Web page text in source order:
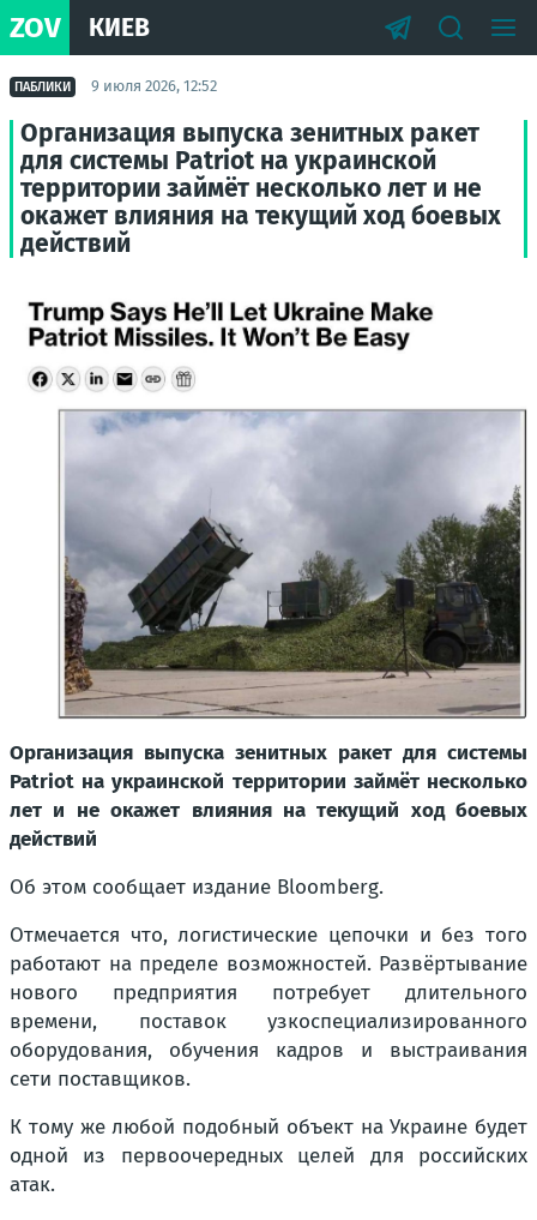
ZOV КИЕВ
ПАБЛИКИ 9 июля 2026, 12:52
Организация выпуска зенитных ракет
для системы Patriot на украинской
территории займёт несколько лет и не
окажет влияния на текущий ход боевых
действий
Организация выпуска зенитных ракет для системы
Patriot на украинской территории займёт несколько
лет и не окажет влияния на текущий ход боевых
действий
Об этом сообщает издание Bloomberg.
Отмечается что, логистические цепочки и без того
работают на пределе возможностей. Развёртывание
нового предприятия потребует длительного
времени, поставок узкоспециализированного
оборудования, обучения кадров и выстраивания
сети поставщиков.
К тому же любой подобный объект на Украине будет
одной из первоочередных целей для российских
атак.